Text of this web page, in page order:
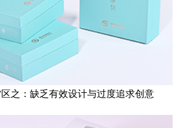
之：缺乏有效设计与过度追求创意